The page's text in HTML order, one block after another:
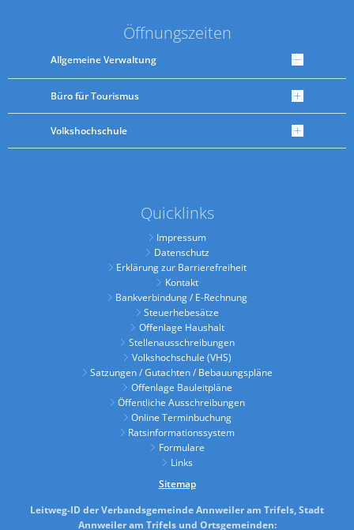
Öffnungszeiten
Allgemeine Verwaltung
Büro für Tourismus
Volkshochschule
Quicklinks
Impressum
Datenschutz
Erklärung zur Barrierefreiheit
Kontakt
Bankverbindung / E-Rechnung
Steuerhebesätze
Offenlage Haushalt
Stellenausschreibungen
Volkshochschule (VHS)
Satzungen / Gutachten / Bebauungspläne
Offenlage Bauleitpläne
Öffentliche Ausschreibungen
Online Terminbuchung
Ratsinformationssystem
Formulare
Links
Sitemap
Leitweg-ID der Verbandsgemeinde Annweiler am Trifels, Stadt
Annweiler am Trifels und Ortsgemeinden: